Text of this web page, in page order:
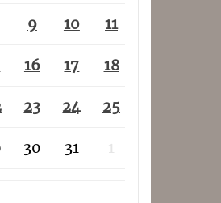
9 10 11
16 17 18
23 24 25
30 31 1